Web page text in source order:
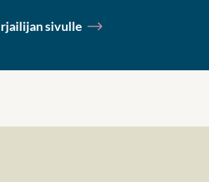
sivulle